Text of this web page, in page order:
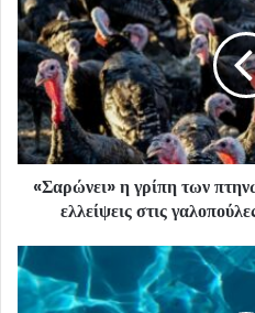
«Σαρώνει» η γρίπη των
ελλείψεις στις